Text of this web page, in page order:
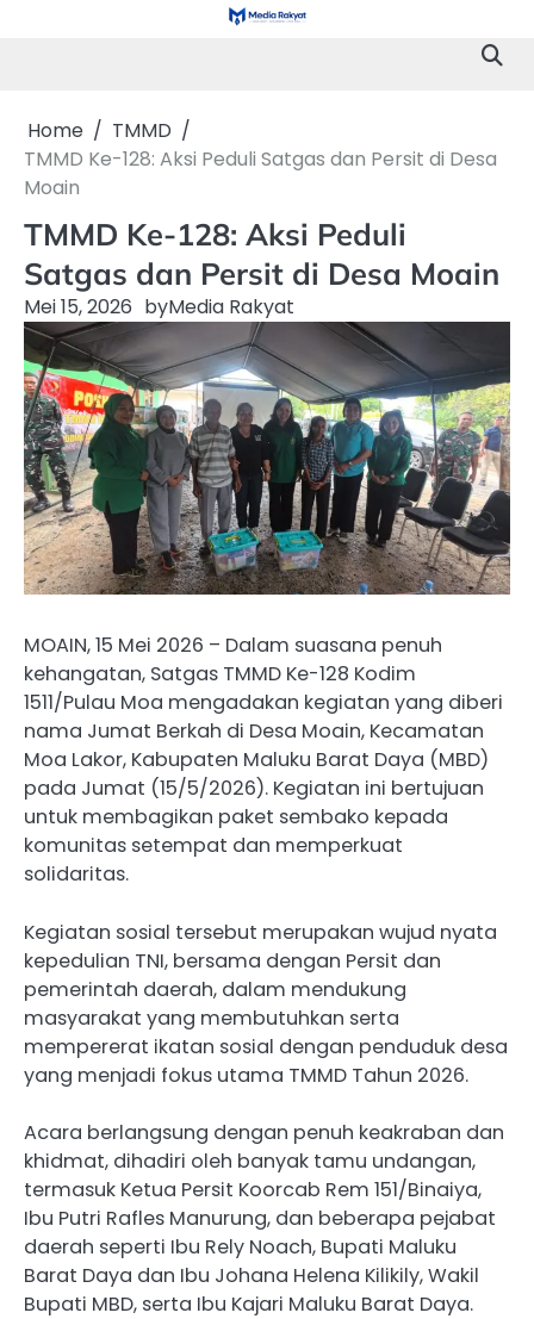
Home
TMMD
TMMD Ke-128: Aksi Peduli Satgas dan Persit di Desa
Moain
TMMD Ke-128: Aksi Peduli
Satgas dan Persit di Desa Moain
Mei 15, 2026 byMedia Rakyat
MOAIN, 15 Mei 2026 – Dalam suasana penuh
kehangatan, Satgas TMMD Ke-128 Kodim
1511/Pulau Moa mengadakan kegiatan yang diberi
nama Jumat Berkah di Desa Moain, Kecamatan
Moa Lakor, Kabupaten Maluku Barat Daya (MBD)
pada Jumat (15/5/2026). Kegiatan ini bertujuan
untuk membagikan paket sembako kepada
komunitas setempat dan memperkuat
solidaritas.
Kegiatan sosial tersebut merupakan wujud nyata
kepedulian TNI, bersama dengan Persit dan
pemerintah daerah, dalam mendukung
masyarakat yang membutuhkan serta
mempererat ikatan sosial dengan penduduk desa
yang menjadi fokus utama TMMD Tahun 2026.
Acara berlangsung dengan penuh keakraban dan
khidmat, dihadiri oleh banyak tamu undangan,
termasuk Ketua Persit Koorcab Rem 151/Binaiya,
Ibu Putri Rafles Manurung, dan beberapa pejabat
daerah seperti Ibu Rely Noach, Bupati Maluku
Barat Daya dan Ibu Johana Helena Kilikily, Wakil
Bupati MBD, serta Ibu Kajari Maluku Barat Daya.